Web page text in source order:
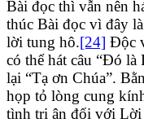
Bài đọc thì vẫn nên
thúc Bài đọc vì đây
lời tung hô.[24] Độc
có thể hát câu “Đó là
lại “Tạ ơn Chúa”.
họp tỏ lòng cung
tình tri ân đối với Lời